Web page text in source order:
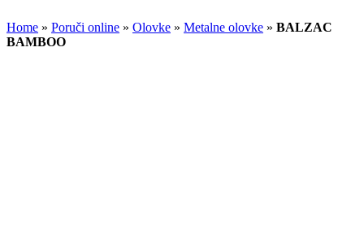
Home » Poruči online » Olovke » Metalne olovke » BALZAC
BAMBOO